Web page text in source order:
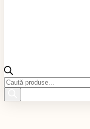
Products
search